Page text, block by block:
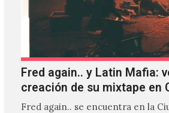
Fred again.. y Latin Mafia:
creación de su mixtape en
Fred again.. se encuentra en la